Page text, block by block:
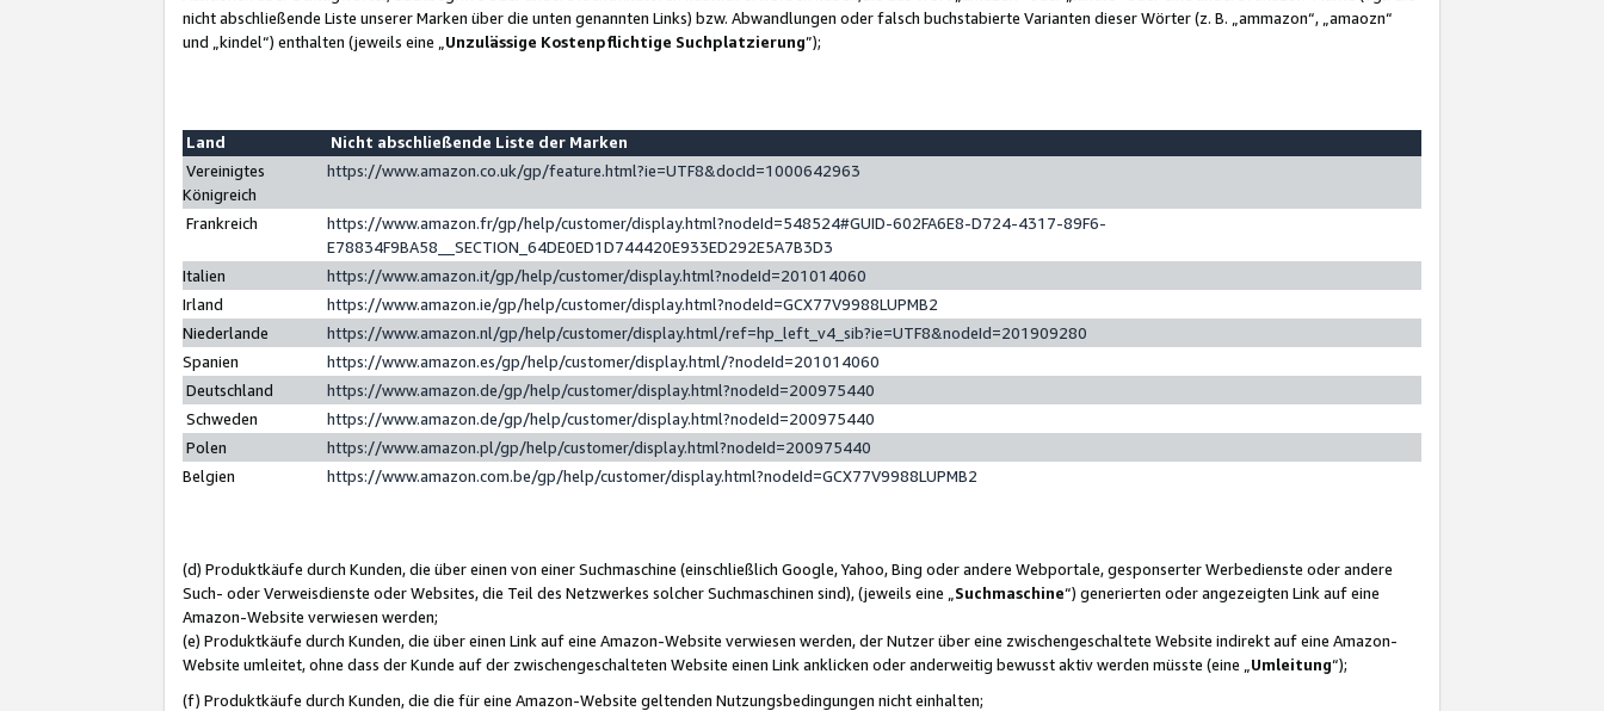
nicht abschließende Liste unserer Marken über die unten genannten Links) bzw. Abwandlungen oder falsch buchstabierte Varianten dieser Wörter (z. B. „ammazon“, „amaozn“
und „kindel“) enthalten (jeweils eine „ Unzulässige Kostenpflichtige Suchplatzierung”);
Land
Nicht abschließende Liste der Marken
Vereinigtes
Königreich
https://www.amazon.co.uk/gp/feature.html?ie=UTF8&docId=1000642963
Frankreich
https://www.amazon.fr/gp/help/customer/display.html?nodeId=548524#GUID-602FA6E8-D724-4317-89F6-
E78834F9BA58__SECTION_64DE0ED1D744420E933ED292E5A7B3D3
Italien
https://www.amazon.it/gp/help/customer/display.html?nodeId=201014060
Irland
https://www.amazon.ie/gp/help/customer/display.html?nodeId=GCX77V9988LUPMB2
Niederlande
https://www.amazon.nl/gp/help/customer/display.html/ref=hp_left_v4_sib?ie=UTF8&nodeId=201909280
Spanien
https://www.amazon.es/gp/help/customer/display.html/?nodeId=201014060
Deutschland
https://www.amazon.de/gp/help/customer/display.html?nodeId=200975440
Schweden
https://www.amazon.de/gp/help/customer/display.html?nodeId=200975440
Polen
https://www.amazon.pl/gp/help/customer/display.html?nodeId=200975440
Belgien
https://www.amazon.com.be/gp/help/customer/display.html?nodeId=GCX77V9988LUPMB2
(d) Produktkäufe durch Kunden, die über einen von einer Suchmaschine (einschließlich Google, Yahoo, Bing oder andere Webportale, gesponserter Werbedienste oder andere
Such- oder Verweisdienste oder Websites, die Teil des Netzwerkes solcher Suchmaschinen sind), (jeweils eine „ Suchmaschine“) generierten oder angezeigten Link auf eine
Amazon-Website verwiesen werden;
(e) Produktkäufe durch Kunden, die über einen Link auf eine Amazon-Website verwiesen werden, der Nutzer über eine zwischengeschaltete Website indirekt auf eine Amazon-
Website umleitet, ohne dass der Kunde auf der zwischengeschalteten Website einen Link anklicken oder anderweitig bewusst aktiv werden müsste (eine „ Umleitung“);
(f) Produktkäufe durch Kunden, die die für eine Amazon-Website geltenden Nutzungsbedingungen nicht einhalten;